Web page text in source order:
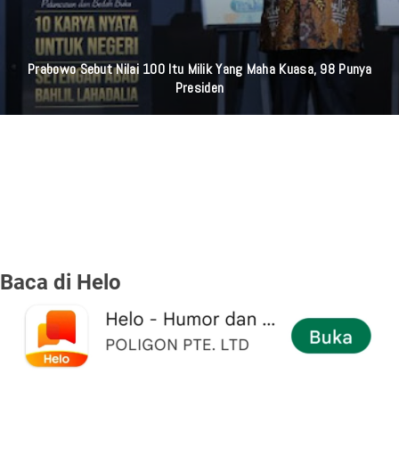
Prabowo Sebut Nilai 100 Itu Milik Yang Maha Kuasa, 98 Punya
Presiden
Baca di Helo